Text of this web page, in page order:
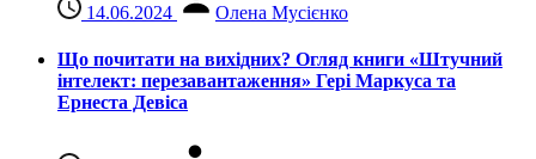
14.06.2024 Олена Мусієнко
Що почитати на вихідних? Огляд книги «Штучний
інтелект: перезавантаження» Гері Маркуса та
Ернеста Девіса